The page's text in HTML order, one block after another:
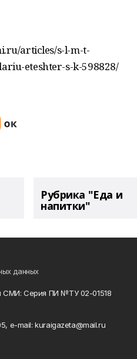
articles/s-l-m-t-
eteshter-s-k-598828/
Рубрика "Еда и
напитки"
данных
СМИ: Серия ПИ №ТУ 02-01518
e-mail: kuraigazeta@mail.ru